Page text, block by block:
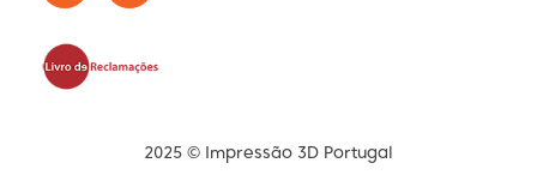
2025 © Impressão 3D Portugal